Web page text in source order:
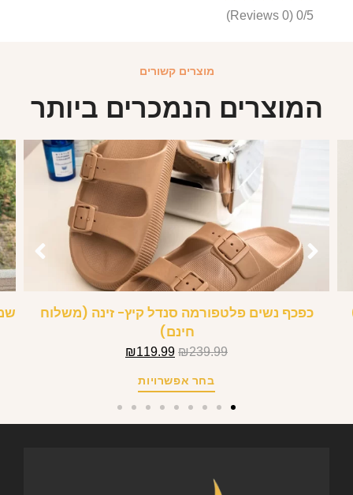
0/5
(0 Reviews)
מוצרים קשורים
המוצרים הנמכרים ביותר
כפכף נשים פלטפורמה סנדל קיץ- זינה (משלוח
חינם)
₪239.99
₪119.99
בחר אפשרויות